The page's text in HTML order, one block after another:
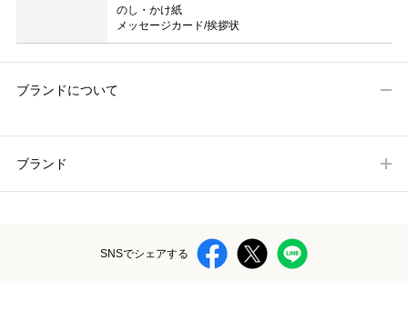
のし・かけ紙
メッセージカード/挨拶状
ブランドについて
ブランド
SNSでシェアする